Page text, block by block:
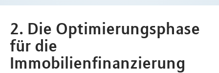
2. Die Optimierungsphase
für die
Immobilienfinanzierung